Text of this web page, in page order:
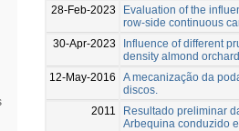
28-Feb-2023
Evaluation of the
row-side continuous
30-Apr-2023
Influence of different
density almond
12-May-2016
A mecanização da
discos.
2011
Resultado preliminar
Arbequina conduzido